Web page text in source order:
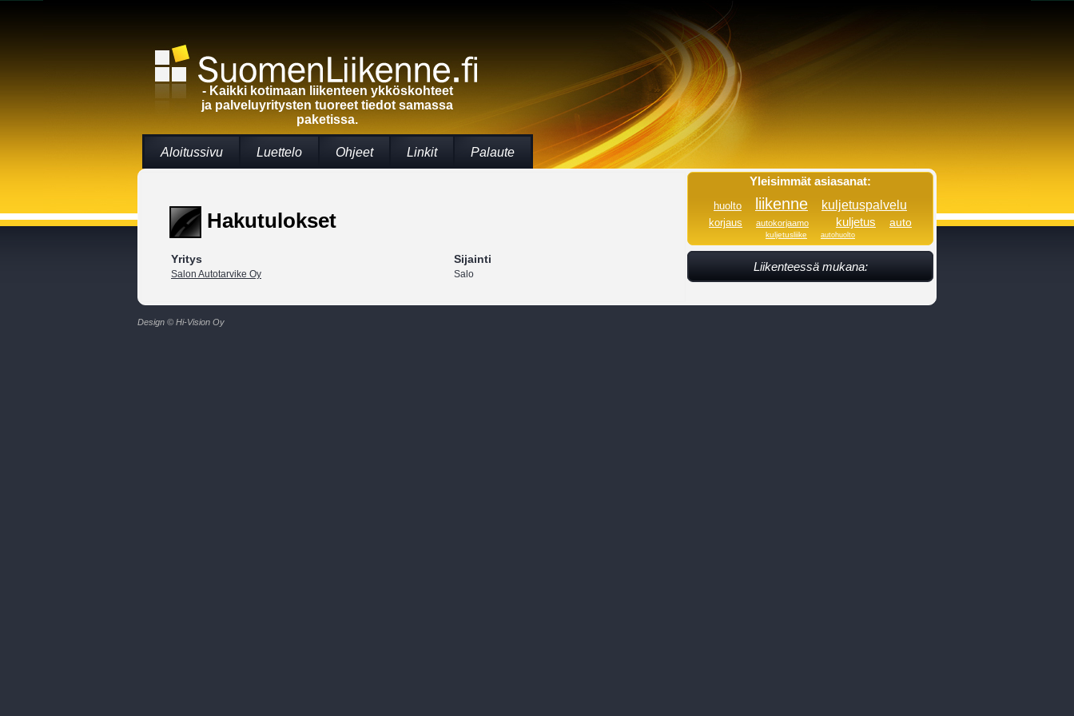
- Kaikki kotimaan liikenteen ykköskohteet
ja palveluyritysten tuoreet tiedot samassa
paketissa.
Aloitussivu Luettelo Ohjeet Linkit Palaute
Hakutulokset
Yritys Sijainti
Salon Autotarvike Oy Salo
Yleisimmät asiasanat:
huolto liikenne kuljetuspalvelu
korjaus autokorjaamo kuljetus auto
kuljetusliike autohuolto
Liikenteessä mukana:
Design © Hi-Vision Oy